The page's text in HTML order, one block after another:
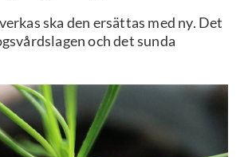
ska den ersättas med ny. Det
och det sunda